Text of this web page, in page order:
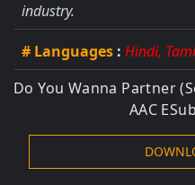
industry.
# Languages : Hindi,
Do You Wanna Partner
AAC